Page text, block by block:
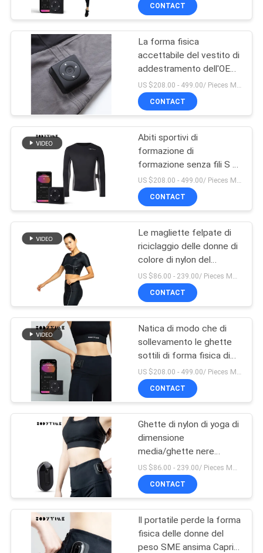
CONTROLLO
DI
QUALITÀ
CONTATTICI
NOTIZIA
RICHIEDA
UNA
CITAZIONE
MAPPA
SITO
PRIVACY
POLICY
Vestito senza fili di
SME
14
Ghette di SME
44
Pantaloni della
forma fisica delle
donne
38
Abbigliamento della
forma fisica delle
donne
15
CONTACT
La forma fisica
accettabile del vestito di
addestramento dell'OEM
SME mette in mostra
l'usura di formazione con
il massaggio
CONTACT
Abiti sportivi di
formazione di
formazione senza fili S -
XXL del vestito del
muscolo SME di
aumento
US $208.00 - 499.00/ Pieces MOQ:1pieces
CONTACT
Le magliette felpate di
riciclaggio delle donne di
colore di nylon del
vestito del corpo di
BODYTIME SME
US $86.00 - 239.00/ Pieces MOQ:1pieces
CONTACT
Natica di modo che di
sollevamento le ghette
sottili di forma fisica di
sport dell'OEM della vita
delle ghette di SME
CONTACT
Ghette di nylon di yoga di
dimensione
media/ghette nere
astute di usura della
palestra di tecnologia
CONTACT
Il portatile perde la forma
fisica delle donne del
peso SME ansima Capris